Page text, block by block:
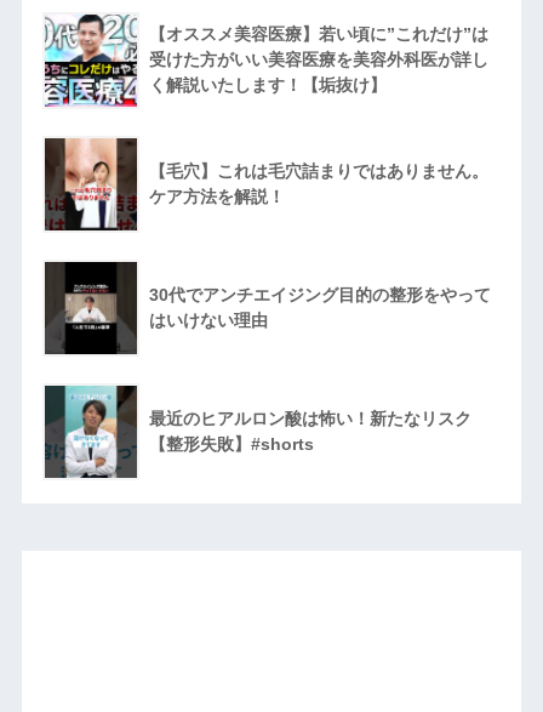
【オススメ美容医療】若い頃に”これだけ”は
受けた方がいい美容医療を美容外科医が詳し
く解説いたします！【垢抜け】
【毛穴】これは毛穴詰まりではありません。
ケア方法を解説！
30代でアンチエイジング目的の整形をやって
はいけない理由
最近のヒアルロン酸は怖い！新たなリスク
【整形失敗】#shorts